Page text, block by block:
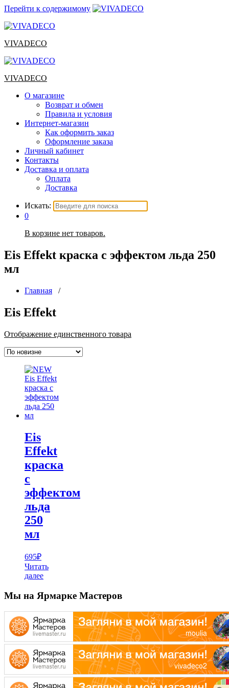
Перейти к содержимому
VIVADECO
VIVADECO
О магазине
Возврат и обмен
Правила и условия
Интернет-магазин
Как оформить заказ
Оформление заказа
Личный кабинет
Контакты
Доставка и оплата
Оплата
Доставка
Искать:
0
В корзине нет товаров.
Eis Effekt краска с эффектом льда 250
мл
Главная /
Eis Effekt
Отображение единственного товара
Eis
Effekt
краска
с
эффектом
льда
250
мл
695₽
Читать
далее
Мы на Ярмарке Мастеров